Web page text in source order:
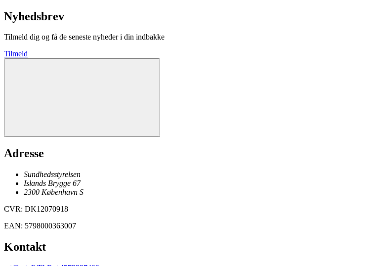
Nyhedsbrev
Tilmeld dig og få de seneste nyheder i din indbakke
Tilmeld
Adresse
Sundhedsstyrelsen
Islands Brygge 67
2300 København S
CVR: DK12070918
EAN: 5798000363007
Kontakt